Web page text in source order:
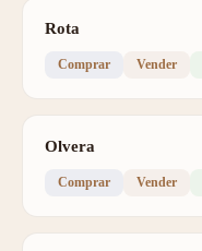
Rota
Comprar Vender
Olvera
Comprar Vender